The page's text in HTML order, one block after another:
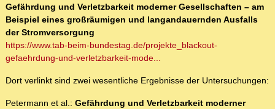
Gefährdung und Verletzbarkeit moderner Gesellschaften – am
Beispiel eines großräumigen und langandauernden Ausfalls
der Stromversorgung
https://www.tab-beim-bundestag.de/projekte_blackout-
gefaehrdung-und-verletzbarkeit-mode...
Dort verlinkt sind zwei wesentliche Ergebnisse der Untersuchungen:
Petermann et al.: Gefährdung und Verletzbarkeit moderner